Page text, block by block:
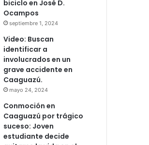
biciclo en José D.
Ocampos
septiembre 1, 2024
Video: Buscan
identificar a
involucrados en un
grave accidente en
Caaguazú.
mayo 24, 2024
Conmoción en
Caaguazú por trágico
suceso: Joven
estudiante decide